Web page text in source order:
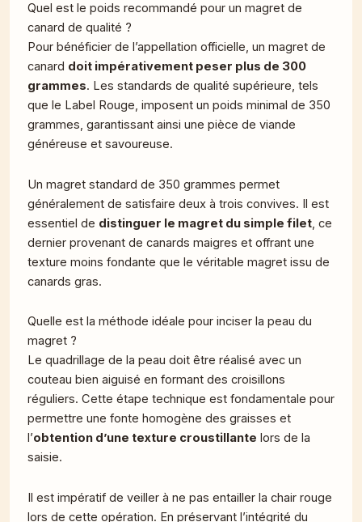
Quel est le poids recommandé pour un magret de
canard de qualité ?
Pour bénéficier de l’appellation officielle, un magret de
canard doit impérativement peser plus de 300
grammes. Les standards de qualité supérieure, tels
que le Label Rouge, imposent un poids minimal de 350
grammes, garantissant ainsi une pièce de viande
généreuse et savoureuse.
Un magret standard de 350 grammes permet
généralement de satisfaire deux à trois convives. Il est
essentiel de distinguer le magret du simple filet, ce
dernier provenant de canards maigres et offrant une
texture moins fondante que le véritable magret issu de
canards gras.
Quelle est la méthode idéale pour inciser la peau du
magret ?
Le quadrillage de la peau doit être réalisé avec un
couteau bien aiguisé en formant des croisillons
réguliers. Cette étape technique est fondamentale pour
permettre une fonte homogène des graisses et
l’obtention d’une texture croustillante lors de la
saisie.
Il est impératif de veiller à ne pas entailler la chair rouge
lors de cette opération. En préservant l’intégrité du